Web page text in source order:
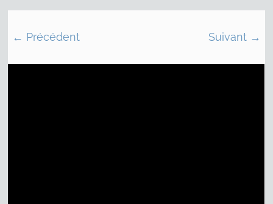
← Précédent Suivant →